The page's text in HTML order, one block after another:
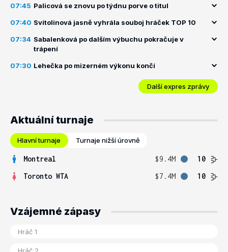
07:45 Palicová se znovu po týdnu porve o titul
07:40 Svitolinová jasně vyhrála souboj hráček TOP 10
07:34 Sabalenková po dalším výbuchu pokračuje v
trápení
07:30 Lehečka po mizerném výkonu končí
Další expres zprávy
Aktuální turnaje
Hlavní turnaje Turnaje nižší úrovně
Montreal $9.4M
10
Toronto WTA
$7.4M 10
Vzájemné zápasy